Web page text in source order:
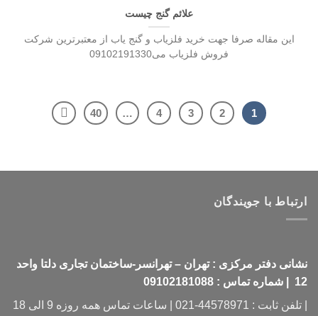
علائم گنج چیست
این مقاله صرفا جهت خرید فلزیاب و گنج یاب از معتبرترین شرکت
فروش فلزیاب می09102191330
1
2
3
4
…
40
ارتباط با جویندگان
نشانی دفتر مرکزی : تهران – تهرانسر-ساختمان تجاری دلتا واحد
12 | شماره تماس : 09102181088
| تلفن ثابت : 44578971-021 | ساعات تماس همه روزه 9 الی 18